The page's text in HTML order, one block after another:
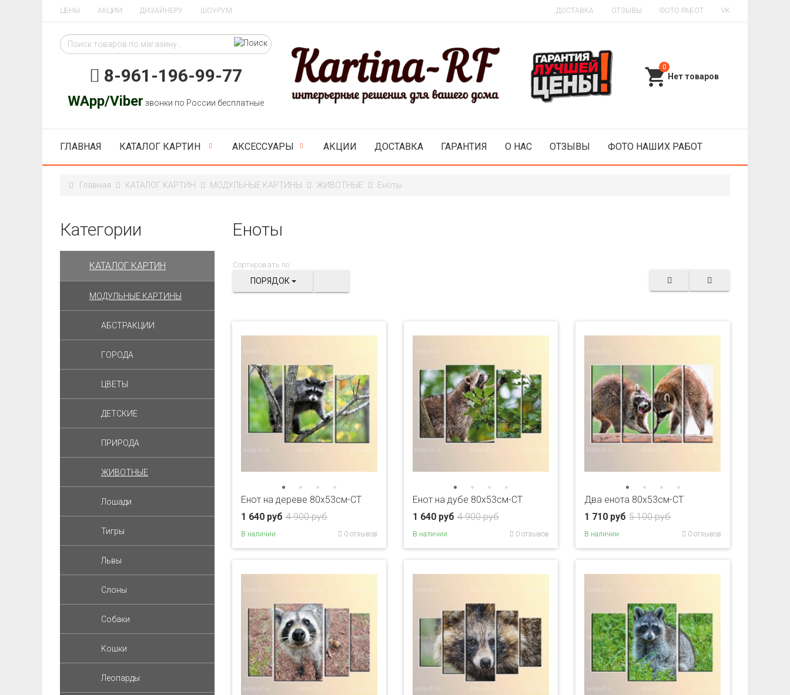
ЦЕНЫ АКЦИИ ДИЗАЙНЕРУ ШОУРУМ ДОСТАВКА ОТЗЫВЫ ФОТО РАБОТ VK
8-961-196-99-77
WApp/Viber звонки по России бесплатные
0
ГЛАВНАЯ КАТАЛОГ КАРТИН АКСЕССУАРЫ АКЦИИ ДОСТАВКА ГАРАНТИЯ О НАС ОТЗЫВЫ ФОТО НАШИХ РАБОТ
Главная КАТАЛОГ КАРТИН МОДУЛЬНЫЕ КАРТИНЫ ЖИВОТНЫЕ Еноты
Еноты
Сортировать по:
ПОРЯДОК
Енот на дереве 80x53см-CT
4 900 руб
1 640 руб
В наличии 0 отзывов
Енот на дубе 80x53см-CT
4 900 руб
1 640 руб
В наличии 0 отзывов
Два енота 80x53см-CT
5 100 руб
1 710 руб
В наличии 0 отзывов
Категории
КАТАЛОГ КАРТИН
МОДУЛЬНЫЕ КАРТИНЫ
АБСТРАКЦИИ
ГОРОДА
ЦВЕТЫ
ДЕТСКИЕ
ПРИРОДА
ЖИВОТНЫЕ
Лошади
Тигры
Львы
Слоны
Собаки
Кошки
Леопарды